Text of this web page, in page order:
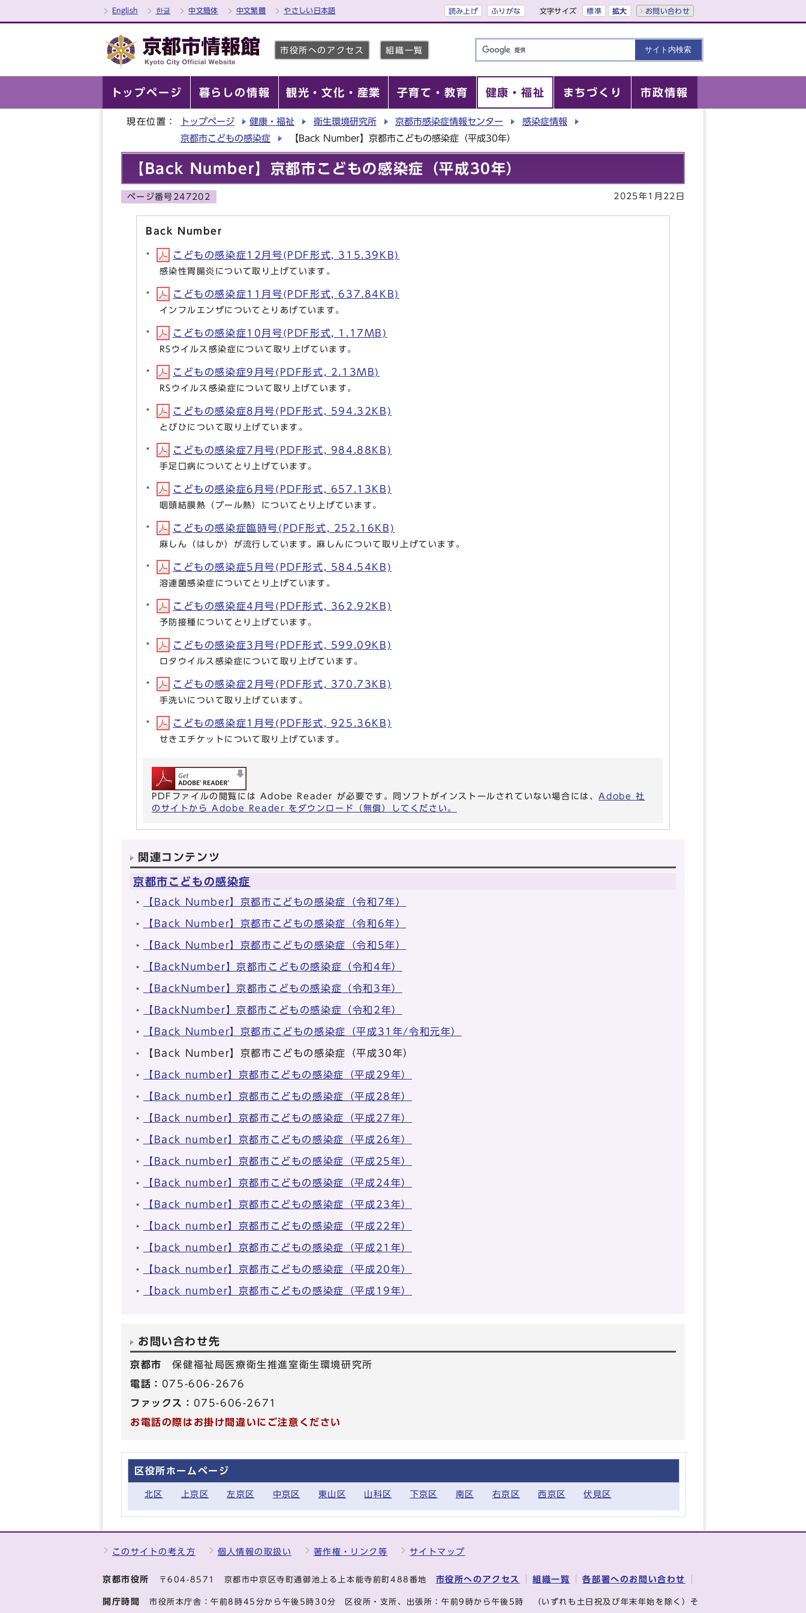
English 한글 中文簡体 中文繁體 やさしい日本語 読み上げ ふりがな 文字サイズ 標準 拡大 お問い合わせ
市役所へのアクセス 組織一覧
トップページ 暮らしの情報 観光・文化・産業 子育て・教育 健康・福祉 まちづくり 市政情報
現在位置： トップページ 健康・福祉 衛生環境研究所 京都市感染症情報センター
感染症情報
京都市こどもの感染症
【Back Number】京都市こどもの感染症（平成30年）
【Back Number】京都市こどもの感染症（平成30年）
ページ番号247202 2025年1月22日
Back Number
こどもの感染症12月号(PDF形式, 315.39KB)
感染性胃腸炎について取り上げています。
こどもの感染症11月号(PDF形式, 637.84KB)
インフルエンザについてとりあげています。
こどもの感染症10月号(PDF形式, 1.17MB)
RSウイルス感染症について取り上げています。
こどもの感染症9月号(PDF形式, 2.13MB)
RSウイルス感染症について取り上げています。
こどもの感染症8月号(PDF形式, 594.32KB)
とびひについて取り上げています。
こどもの感染症7月号(PDF形式, 984.88KB)
手足口病についてとり上げています。
こどもの感染症6月号(PDF形式, 657.13KB)
咽頭結膜熱（プール熱）についてとり上げています。
こどもの感染症臨時号(PDF形式, 252.16KB)
麻しん（はしか）が流行しています。麻しんについて取り上げています。
こどもの感染症5月号(PDF形式, 584.54KB)
溶連菌感染症についてとり上げています。
こどもの感染症4月号(PDF形式, 362.92KB)
予防接種についてとり上げています。
こどもの感染症3月号(PDF形式, 599.09KB)
ロタウイルス感染症について取り上げています。
こどもの感染症2月号(PDF形式, 370.73KB)
手洗いについて取り上げています。
こどもの感染症1月号(PDF形式, 925.36KB)
せきエチケットについて取り上げています。
PDFファイルの閲覧には Adobe Reader が必要です。同ソフトがインストールされていない場合には、Adobe 社
のサイトから Adobe Reader をダウンロード（無償）してください。
関連コンテンツ
京都市こどもの感染症
【Back Number】京都市こどもの感染症（令和7年）
【Back Number】京都市こどもの感染症（令和6年）
【Back Number】京都市こどもの感染症（令和5年）
【BackNumber】京都市こどもの感染症（令和4年）
【BackNumber】京都市こどもの感染症（令和3年）
【BackNumber】京都市こどもの感染症（令和2年）
【Back Number】京都市こどもの感染症（平成31年/令和元年）
【Back Number】京都市こどもの感染症（平成30年）
【Back number】京都市こどもの感染症（平成29年）
【Back number】京都市こどもの感染症（平成28年）
【Back number】京都市こどもの感染症（平成27年）
【Back number】京都市こどもの感染症（平成26年）
【Back number】京都市こどもの感染症（平成25年）
【Back number】京都市こどもの感染症（平成24年）
【Back number】京都市こどもの感染症（平成23年）
【back number】京都市こどもの感染症（平成22年）
【back number】京都市こどもの感染症（平成21年）
【back number】京都市こどもの感染症（平成20年）
【back number】京都市こどもの感染症（平成19年）
お問い合わせ先
京都市保健福祉局医療衛生推進室衛生環境研究所
電話： 075-606-2676
ファックス： 075-606-2671
お電話の際はお掛け間違いにご注意ください
区役所ホームページ
北区 上京区 左京区 中京区 東山区 山科区 下京区 南区 右京区 西京区 伏見区
このサイトの考え方 個人情報の取扱い 著作権・リンク等 サイトマップ
京都市役所 〒604-8571 京都市中京区寺町通御池上る上本能寺前町488番地 市役所へのアクセス 組織一覧 各部署へのお問い合わせ
開庁時間 市役所本庁舎：午前8時45分から午後5時30分 区役所・支所、出張所：午前9時から午後5時 （いずれも土日祝及び年末年始を除く）そ